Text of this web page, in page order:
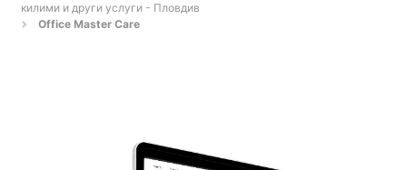
килими и други услуги - Пловдив
Office Master Care